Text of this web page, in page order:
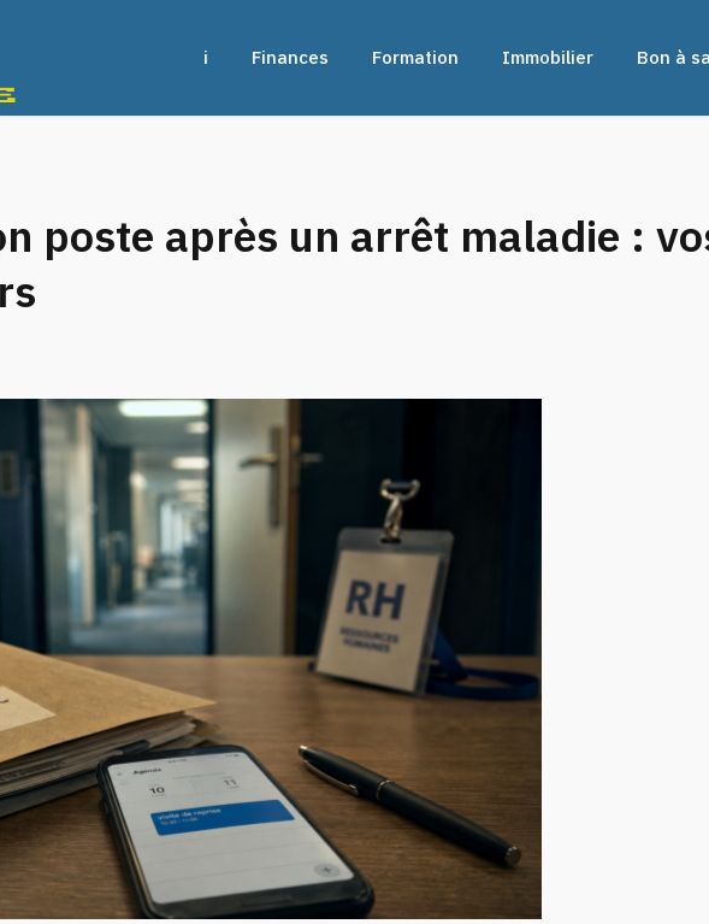
Emploi Finances Formation Immobilier Bon à
poste après un arrêt maladie :